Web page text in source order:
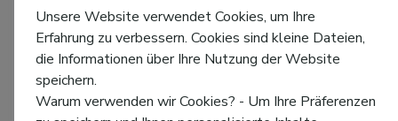
Unsere Website verwendet Cookies, um Ihre
Erfahrung zu verbessern. Cookies sind kleine Dateien,
die Informationen über Ihre Nutzung der Website
speichern.
Warum verwenden wir Cookies? - Um Ihre Präferenzen